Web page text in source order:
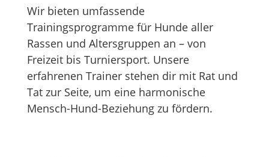
Wir bieten umfassende
Trainingsprogramme für Hunde aller
Rassen und Altersgruppen an – von
Freizeit bis Turniersport. Unsere
erfahrenen Trainer stehen dir mit Rat und
Tat zur Seite, um eine harmonische
Mensch-Hund-Beziehung zu fördern.